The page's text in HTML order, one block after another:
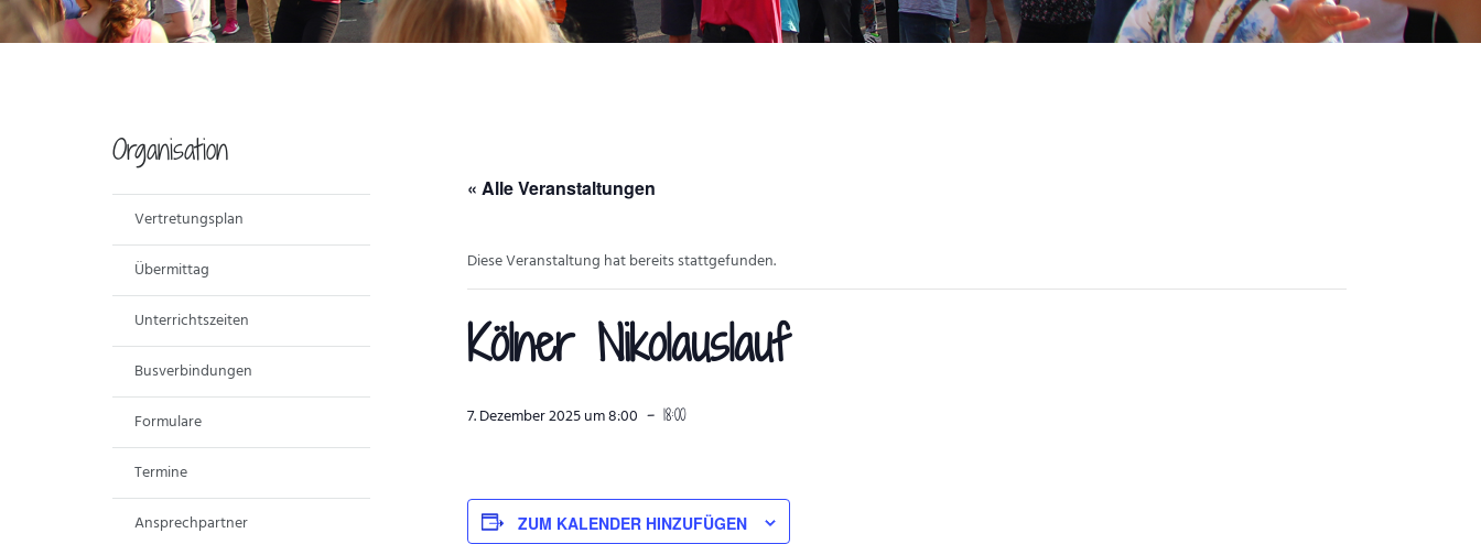
Organisation
Vertretungsplan
Übermittag
Unterrichtszeiten
Busverbindungen
Formulare
Termine
Ansprechpartner
« Alle Veranstaltungen
Diese Veranstaltung hat bereits stattgefunden.
Kölner Nikolauslauf
7. Dezember 2025 um 8:00 -18:00
ZUM KALENDER HINZUFÜGEN